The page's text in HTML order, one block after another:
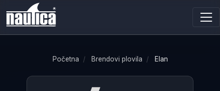
Početna / Brendovi plovila / Elan